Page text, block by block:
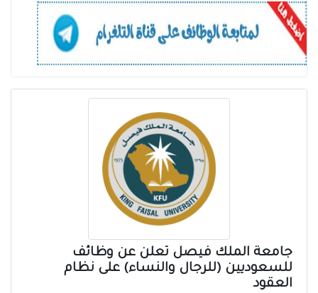
جامعة الملك فيصل تعلن عن وظائف
للسعوديين (للرجال والنساء) على نظام
العقود